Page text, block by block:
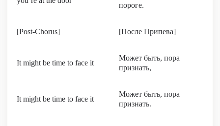
пороге.
[Post-Chorus] [После Припева]
It might be time to face it
Может быть, пора
признать,
It might be time to face it
Может быть, пора
признать.